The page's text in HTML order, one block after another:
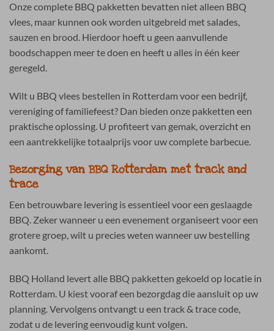
Onze complete BBQ pakketten bevatten niet alleen BBQ
vlees, maar kunnen ook worden uitgebreid met salades,
sauzen en brood. Hierdoor hoeft u geen aanvullende
boodschappen meer te doen en heeft u alles in één keer
geregeld.
Wilt u BBQ vlees bestellen in Rotterdam voor een bedrijf,
vereniging of familiefeest? Dan bieden onze pakketten een
praktische oplossing. U profiteert van gemak, overzicht en
een aantrekkelijke totaalprijs voor uw complete barbecue.
Bezorging van BBQ Rotterdam met track and
trace
Een betrouwbare levering is essentieel voor een geslaagde
BBQ. Zeker wanneer u een evenement organiseert voor een
grotere groep, wilt u precies weten wanneer uw bestelling
aankomt.
BBQ Holland levert alle BBQ pakketten gekoeld op locatie in
Rotterdam. U kiest vooraf een bezorgdag die aansluit op uw
planning. Vervolgens ontvangt u een track & trace code,
zodat u de levering eenvoudig kunt volgen.